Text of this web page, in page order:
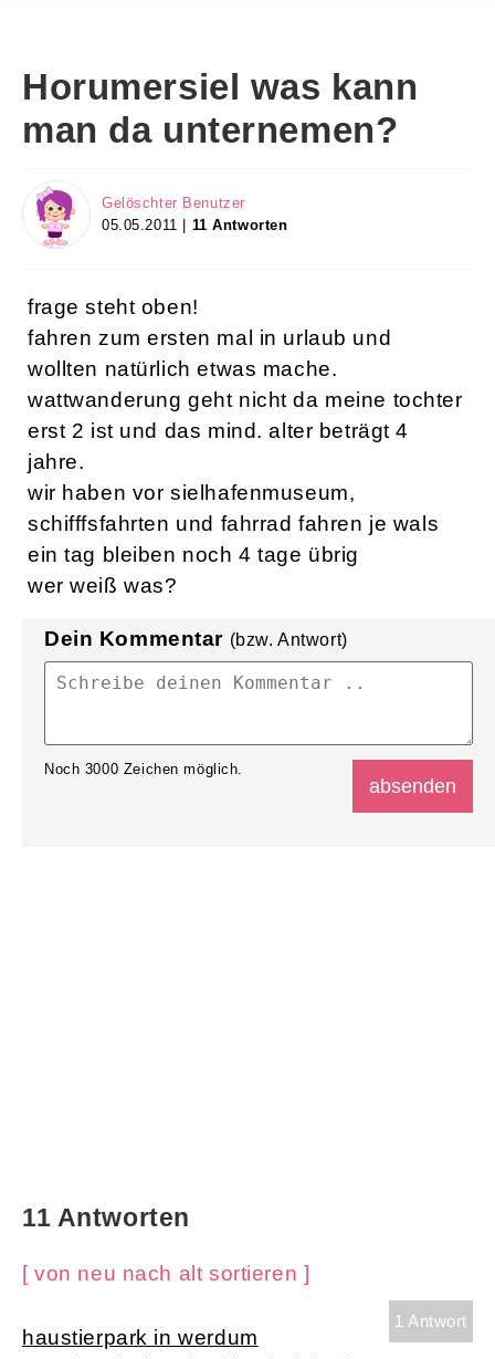
Horumersiel was kann
man da unternemen?
Gelöschter Benutzer
05.05.2011 | 11 Antworten
frage steht oben!
fahren zum ersten mal in urlaub und
wollten natürlich etwas mache.
wattwanderung geht nicht da meine tochter
erst 2 ist und das mind. alter beträgt 4
jahre.
wir haben vor sielhafenmuseum,
schifffsfahrten und fahrrad fahren je wals
ein tag bleiben noch 4 tage übrig
wer weiß was?
Dein Kommentar (bzw. Antwort)
Noch 3000 Zeichen möglich.
11 Antworten
[ von neu nach alt sortieren ]
1 Antwort
haustierpark in werdum